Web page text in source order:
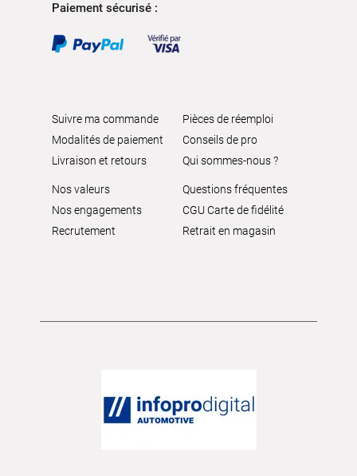
Paiement sécurisé :
Suivre ma commande
Modalités de paiement
Livraison et retours
Pièces de réemploi
Conseils de pro
Qui sommes-nous ?
Nos valeurs
Nos engagements
Recrutement
Questions fréquentes
CGU Carte de fidélité
Retrait en magasin